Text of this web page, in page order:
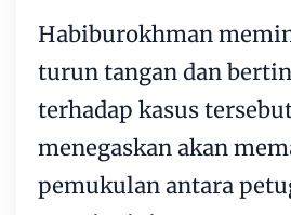
Habiburokhman
turun tangan dan
terhadap kasus
menegaskan akan
pemukulan antara